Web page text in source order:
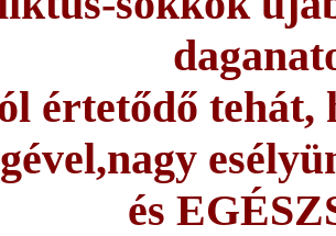
értetődő tehát,
és